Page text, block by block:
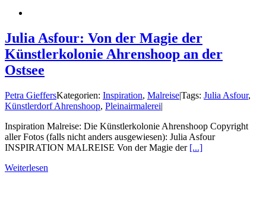
Julia Asfour: Von der Magie der
Künstlerkolonie Ahrenshoop an der
Ostsee
Petra GieffersKategorien: Inspiration, Malreise|Tags: Julia Asfour,
Künstlerdorf Ahrenshoop, Pleinairmalerei|
Inspiration Malreise: Die Künstlerkolonie Ahrenshoop Copyright
aller Fotos (falls nicht anders ausgewiesen): Julia Asfour
INSPIRATION MALREISE Von der Magie der [...]
Weiterlesen